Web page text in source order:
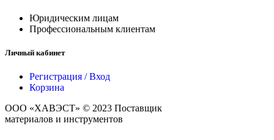
Юридическим лицам
Профессиональным клиентам
Личный кабинет
Регистрация / Вход
Корзина
ООО «ХАВЭСТ» © 2023 Поставщик
материалов и инструментов